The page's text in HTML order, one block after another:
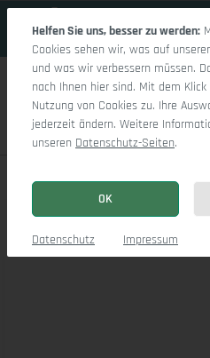
Sitz Concept smart 1001 Canape
Produktbilder
Helfen Sie uns, besser zu werden:
Cookies sehen wir, was auf
und was wir verbessern müssen.
nach Ihnen hier sind. Mit dem
Nutzung von Cookies zu. Ihre
jederzeit ändern. Weitere
unseren Datenschutz-Seiten.
OK
Datenschutz Impressum